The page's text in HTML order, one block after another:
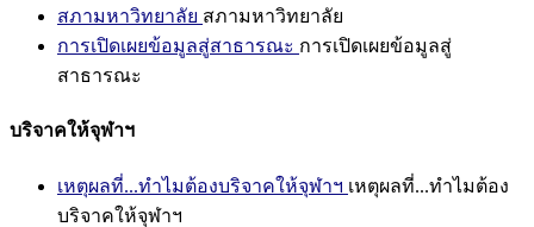
สภามหาวิทยาลัย สภามหาวิทยาลัย
การเปิดเผยข้อมูลสู่สาธารณะ การเปิดเผยข้อมูลสู่
สาธารณะ
บริจาคให้จุฬาฯ
เหตุผลที่...ทำไมต้องบริจาคให้จุฬาฯ เหตุผลที่...ทำไมต้อง
บริจาคให้จุฬาฯ